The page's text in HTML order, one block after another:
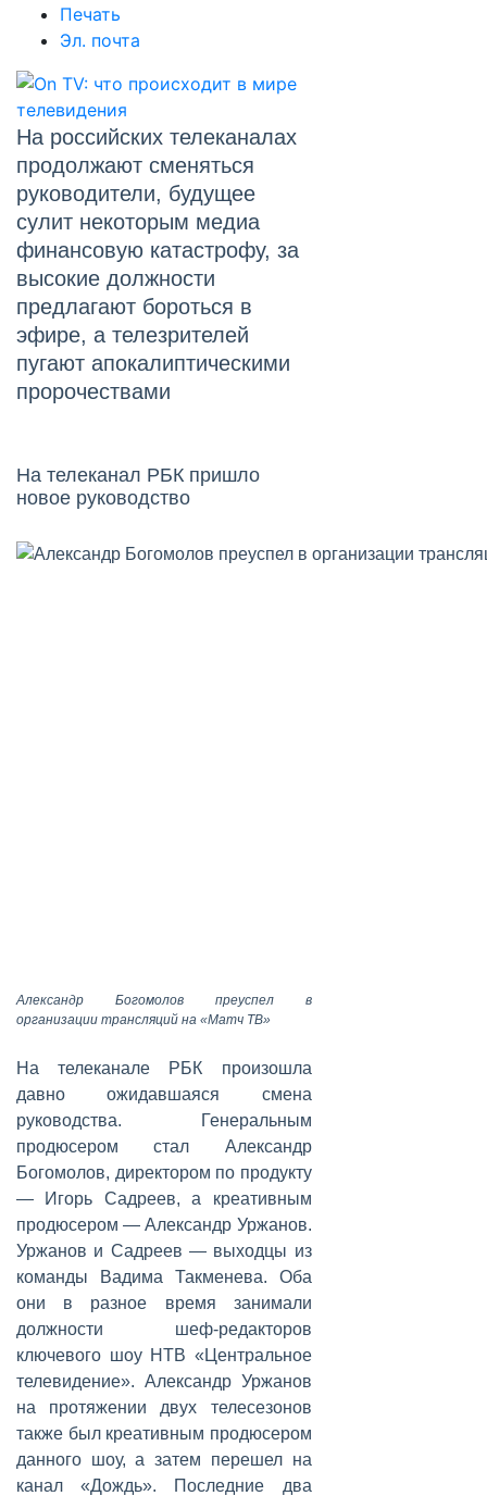
Печать
Эл. почта
На российских телеканалах
продолжают сменяться
руководители, будущее
сулит некоторым медиа
финансовую катастрофу, за
высокие должности
предлагают бороться в
эфире, а телезрителей
пугают апокалиптическими
пророчествами
На телеканал РБК пришло
новое руководство
Александр Богомолов преуспел в
организации трансляций на «Матч ТВ»
На телеканале РБК произошла
давно ожидавшаяся смена
руководства. Генеральным
продюсером стал Александр
Богомолов, директором по продукту
— Игорь Садреев, а креативным
продюсером — Александр Уржанов.
Уржанов и Садреев — выходцы из
команды Вадима Такменева. Оба
они в разное время занимали
должности шеф-редакторов
ключевого шоу НТВ «Центральное
телевидение». Александр Уржанов
на протяжении двух телесезонов
также был креативным продюсером
данного шоу, а затем перешел на
канал «Дождь». Последние два